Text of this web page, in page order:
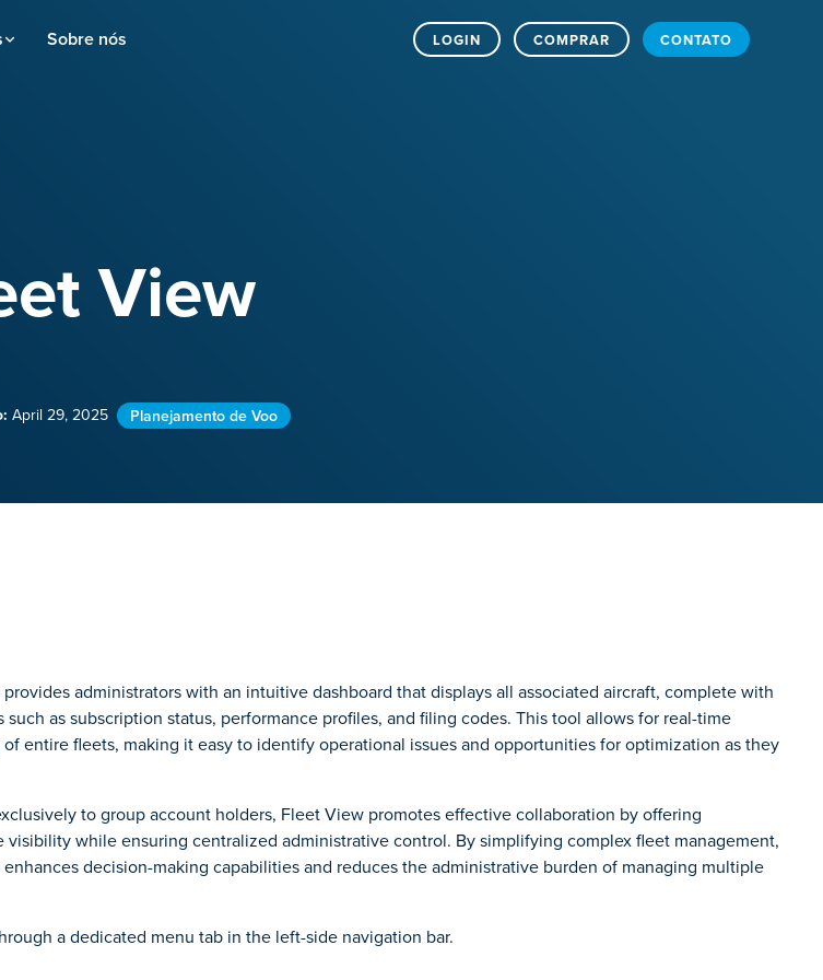
Sobre nós LOGIN COMPRAR CONTATO
View
April 29, 2025 Planejamento de Voo
administrators with an intuitive dashboard that displays all associated aircraft, complete with
such as subscription status, performance profiles, and filing codes. This tool allows for real-time
entire fleets, making it easy to identify operational issues and opportunities for optimization as they
to group account holders, Fleet View promotes effective collaboration by offering
visibility while ensuring centralized administrative control. By simplifying complex fleet management,
decision-making capabilities and reduces the administrative burden of managing multiple
a dedicated menu tab in the left-side navigation bar.